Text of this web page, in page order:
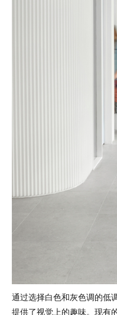
通过选择白色和灰色调的低
提供了视觉上的趣味。现有